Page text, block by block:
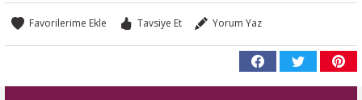
Tavsiye Et Yorum Yaz